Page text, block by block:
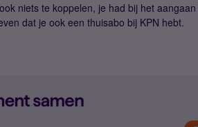
niets te koppelen, je had bij het
dat je ook een thuisabo bij KPN hebt.